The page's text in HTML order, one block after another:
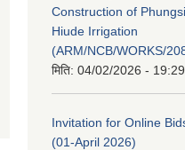
Construction of
Hiude Irrigation
(ARM/NCB/WORKS/
मिति: 04/02/2026 - 19:29
Invitation for Online
(01-April 2026)